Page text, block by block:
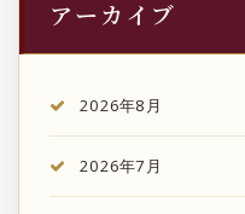
アーカイブ
2026年8月
2026年7月